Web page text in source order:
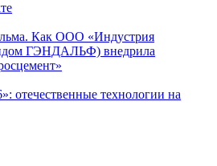
Как ООО «Индустрия
ГЭНДАЛЬФ) внедрила
отечественные технологии на